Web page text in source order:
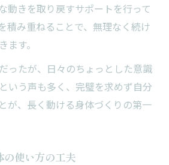
動きを取り戻すサポートを行って
積み重ねることで、無理なく続け
ます。
ったが、日々のちょっとした意識
いう声も多く、完璧を求めず自分
が、長く動ける身体づくりの第一
の使い方の工夫